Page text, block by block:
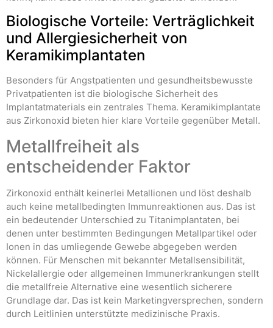
Biologische Vorteile: Verträglichkeit
und Allergiesicherheit von
Keramikimplantaten
Besonders für Angstpatienten und gesundheitsbewusste
Privatpatienten ist die biologische Sicherheit des
Implantatmaterials ein zentrales Thema. Keramikimplantate
aus Zirkonoxid bieten hier klare Vorteile gegenüber Metall.
Metallfreiheit als
entscheidender Faktor
Zirkonoxid enthält keinerlei Metallionen und löst deshalb
auch keine metallbedingten Immunreaktionen aus. Das ist
ein bedeutender Unterschied zu Titanimplantaten, bei
denen unter bestimmten Bedingungen Metallpartikel oder
Ionen in das umliegende Gewebe abgegeben werden
können. Für Menschen mit bekannter Metallsensibilität,
Nickelallergie oder allgemeinen Immunerkrankungen stellt
die metallfreie Alternative eine wesentlich sicherere
Grundlage dar. Das ist kein Marketingversprechen, sondern
durch Leitlinien unterstützte medizinische Praxis.